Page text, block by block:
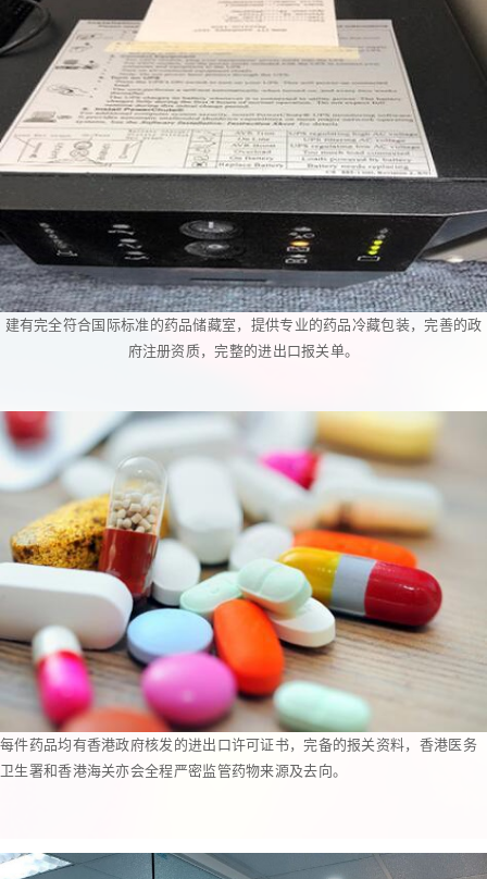
建有完全符合国际标准的药品储藏室，提供专业的药品冷藏包装，完善的政
府注册资质，完整的进出口报关单。
每件药品均有香港政府核发的进出口许可证书，完备的报关资料，香港医务
卫生署和香港海关亦会全程严密监管药物来源及去向。